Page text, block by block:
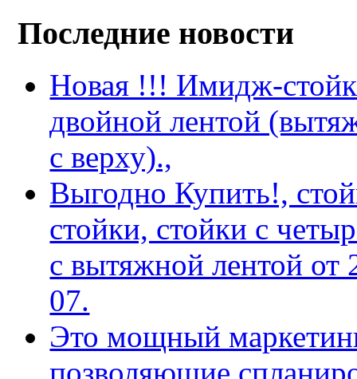
Последние новости
Новая !!! Имидж-
двойной лентой
с верху).,
Выгодно Купить!,
стойки, стойки с
с вытяжной лентой от
07.
Это мощный
позволяющие